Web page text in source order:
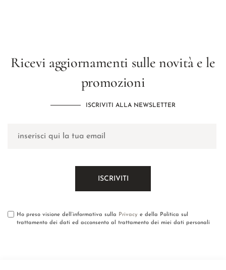
Ricevi aggiornamenti sulle novità e le
promozioni
ISCRIVITI ALLA NEWSLETTER
Ho preso visione dell’informativa sulla Privacy e della Politica sul
trattamento dei dati ed acconsento al trattamento dei miei dati personali